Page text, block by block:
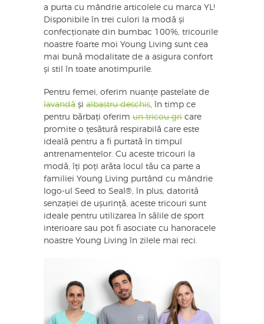
a purta cu mândrie articolele cu marca YL!
Disponibile în trei culori la modă și
confecționate din bumbac 100%, tricourile
noastre foarte moi Young Living sunt cea
mai bună modalitate de a asigura confort
și stil în toate anotimpurile.
Pentru femei, oferim nuanțe pastelate de
lavandă și albastru deschis , în timp ce
pentru bărbați oferim un tricou gri care
promite o țesătură respirabilă care este
ideală pentru a fi purtată în timpul
antrenamentelor. Cu aceste tricouri la
modă, îți poți arăta locul tău ca parte a
familiei Young Living purtând cu mândrie
logo-ul Seed to Seal®, în plus, datorită
senzației de ușurință, aceste tricouri sunt
ideale pentru utilizarea în sălile de sport
interioare sau pot fi asociate cu hanoracele
noastre Young Living în zilele mai reci.